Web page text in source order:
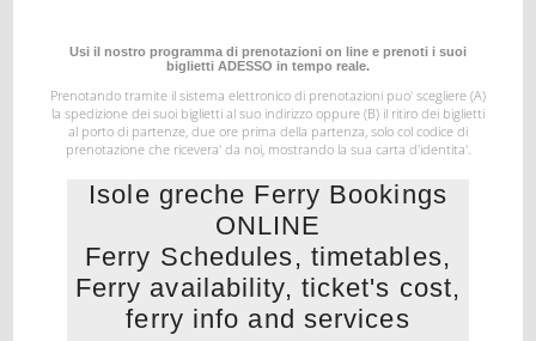
Usi il nostro programma di prenotazioni on line e prenoti i suoi
biglietti ADESSO in tempo reale.
Prenotando tramite il sistema elettronico di prenotazioni puo' scegliere (A)
la spedizione dei suoi biglietti al suo indirizzo oppure (B) il ritiro dei biglietti
al porto di partenze, due ore prima della partenza, solo col codice di
prenotazione che ricevera' da noi, mostrando la sua carta d'identita'.
Isole greche Ferry Bookings
ONLINE
Ferry Schedules, timetables,
Ferry availability, ticket's cost,
ferry info and services